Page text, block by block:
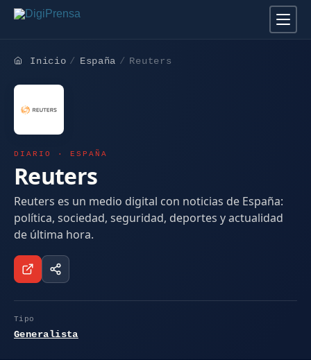
Inicio España Reuters
DIARIO · ESPAÑA
Reuters
Reuters es un medio digital con noticias de España:
política, sociedad, seguridad, deportes y actualidad
de última hora.
Tipo
Generalista